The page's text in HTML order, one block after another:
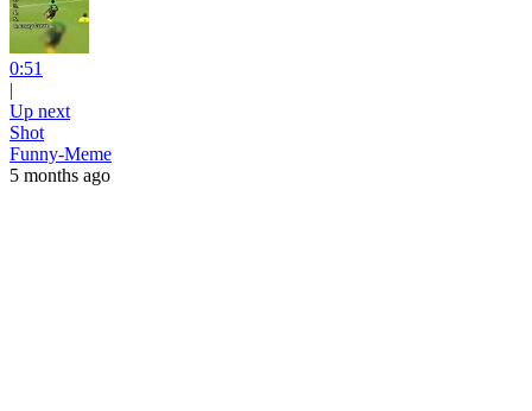
0:51
|
Up next
Shot
Funny-Meme
5 months ago